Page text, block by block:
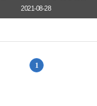
2021-08-28
1